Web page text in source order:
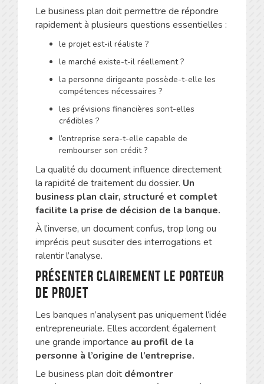
Le business plan doit permettre de répondre
rapidement à plusieurs questions essentielles :
le projet est-il réaliste ?
le marché existe-t-il réellement ?
la personne dirigeante possède-t-elle les
compétences nécessaires ?
les prévisions financières sont-elles
crédibles ?
l’entreprise sera-t-elle capable de
rembourser son crédit ?
La qualité du document influence directement
la rapidité de traitement du dossier. Un
business plan clair, structuré et complet
facilite la prise de décision de la banque.
À l’inverse, un document confus, trop long ou
imprécis peut susciter des interrogations et
ralentir l’analyse.
Présenter clairement le porteur
de projet
Les banques n’analysent pas uniquement l’idée
entrepreneuriale. Elles accordent également
une grande importance au profil de la
personne à l’origine de l’entreprise.
Le business plan doit démontrer